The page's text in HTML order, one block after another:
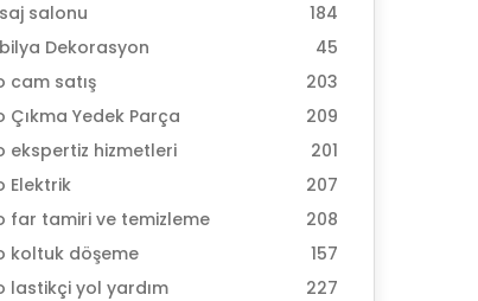
salonu
184
Dekorasyon
45
cam satış
203
Çıkma Yedek Parça
209
ekspertiz hizmetleri
201
Elektrik
207
far tamiri ve temizleme
208
koltuk döşeme
157
lastikçi yol yardım
227